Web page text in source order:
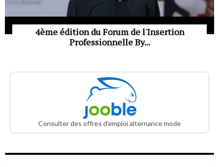
4ème édition du Forum de l'Insertion
Professionnelle By...
Consulter des offres d'emploi alternance mode